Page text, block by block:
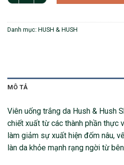
Danh mục: HUSH & HUSH
MÔ TẢ
Viên uống trắng da Hush & Hush
chiết xuất từ các thành phần thực
làm giảm sự xuất hiện đốm nâu,
làn da khỏe mạnh rạng ngời từ